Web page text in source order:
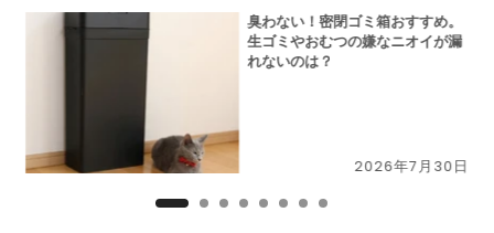
臭わない！密閉ゴミ箱おすすめ。
生ゴミやおむつの嫌なニオイが漏
れないのは？
2026年7月30日